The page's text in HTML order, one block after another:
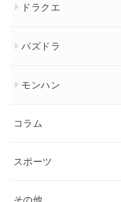
ドラクエ
パズドラ
モンハン
コラム
スポーツ
その他